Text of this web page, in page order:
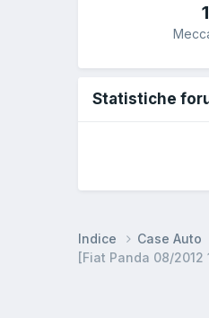
Statistiche
Indice Case Auto
[Fiat Panda 08/